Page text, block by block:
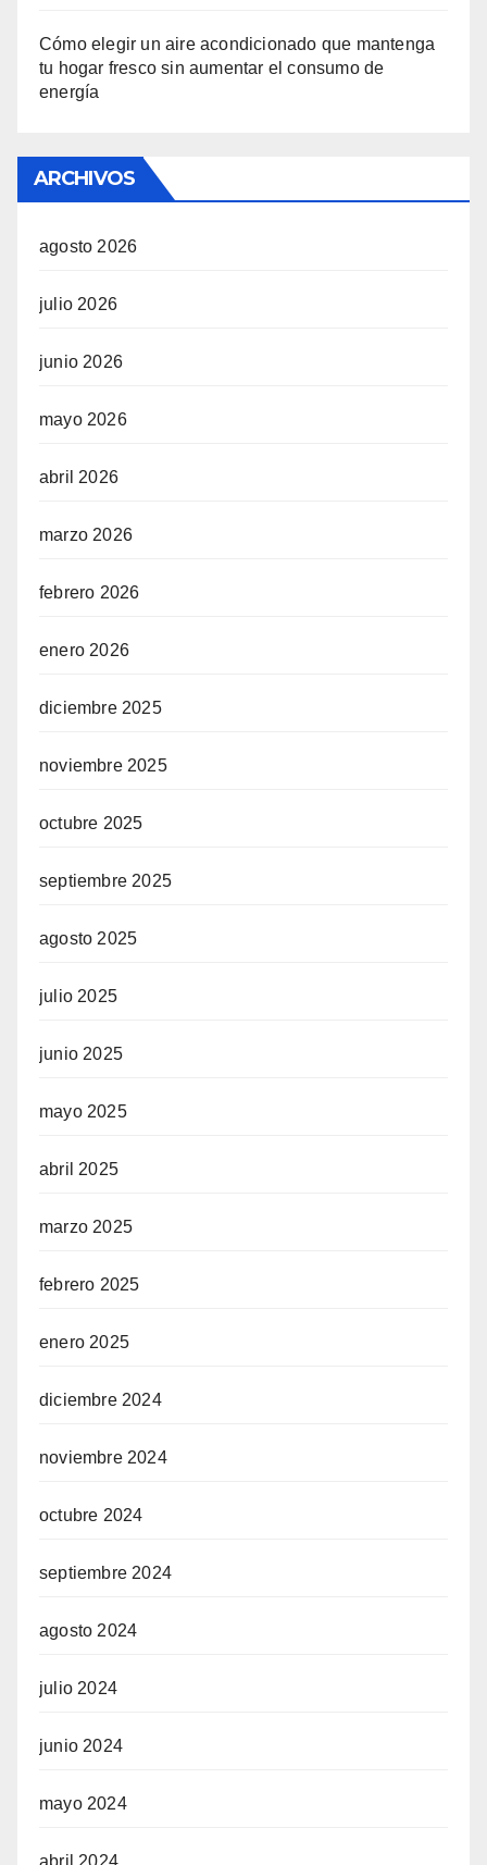
Cómo elegir un aire acondicionado que mantenga
tu hogar fresco sin aumentar el consumo de
energía
ARCHIVOS
agosto 2026
julio 2026
junio 2026
mayo 2026
abril 2026
marzo 2026
febrero 2026
enero 2026
diciembre 2025
noviembre 2025
octubre 2025
septiembre 2025
agosto 2025
julio 2025
junio 2025
mayo 2025
abril 2025
marzo 2025
febrero 2025
enero 2025
diciembre 2024
noviembre 2024
octubre 2024
septiembre 2024
agosto 2024
julio 2024
junio 2024
mayo 2024